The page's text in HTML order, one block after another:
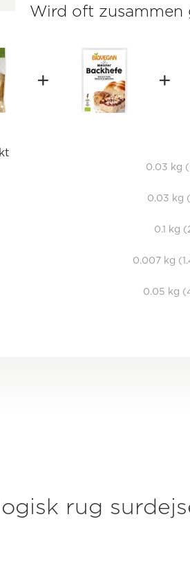
Wird oft zusammen
0.03 kg
0.03 kg
0.1 kg
0.007 kg
0.05 kg
rug